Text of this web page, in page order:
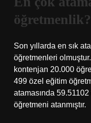
öğretmenlik?
Son yıllarda en sık
öğretmenleri
kontenjan 20.000
499 özel eğitim
atamasında
öğretmeni atanmıştır.